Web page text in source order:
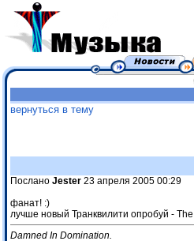
вернуться в тему
Послано Jester 23 апреля 2005 00:29
фанат! :)
лучше новый Транквилити опробуй -
Damned In Domination.